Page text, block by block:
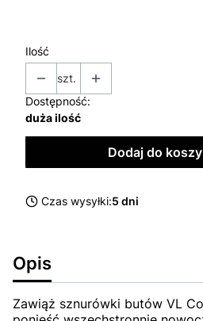
Ilość
szt.
Dostępność:
duża ilość
Dodaj do
Czas wysyłki:5 dni
Opis
Zawiąż sznurówki butów VL